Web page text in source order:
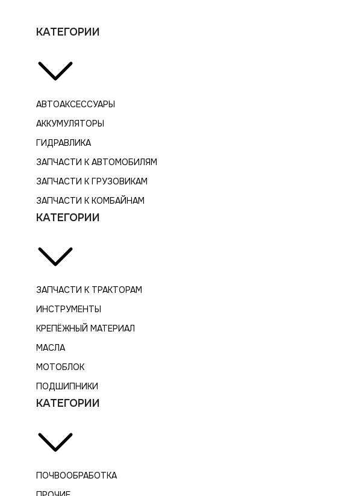
КАТЕГОРИИ
АВТОАКСЕССУАРЫ
АККУМУЛЯТОРЫ
ГИДРАВЛИКА
ЗАПЧАСТИ К АВТОМОБИЛЯМ
ЗАПЧАСТИ К ГРУЗОВИКАМ
ЗАПЧАСТИ К КОМБАЙНАМ
КАТЕГОРИИ
ЗАПЧАСТИ К ТРАКТОРАМ
ИНСТРУМЕНТЫ
КРЕПЁЖНЫЙ МАТЕРИАЛ
МАСЛА
МОТОБЛОК
ПОДШИПНИКИ
КАТЕГОРИИ
ПОЧВООБРАБОТКА